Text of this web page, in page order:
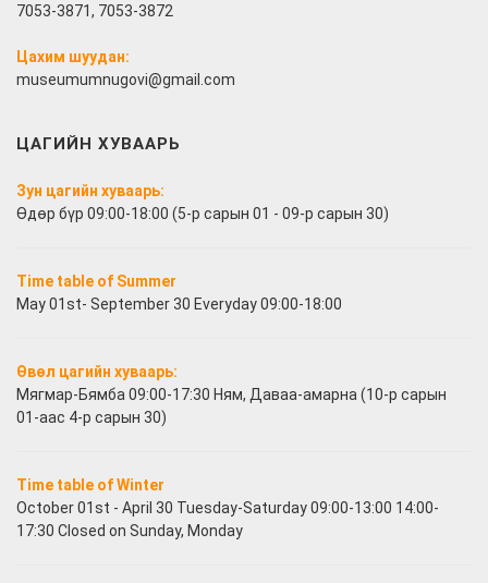
7053-3871, 7053-3872
Цахим шуудан:
museumumnugovi@gmail.com
ЦАГИЙН ХУВААРЬ
Зун цагийн хуваарь:
Өдөр бүр 09:00-18:00 (5-р сарын 01 - 09-р сарын 30)
Time table of Summer
May 01st- September 30 Everyday 09:00-18:00
Өвөл цагийн хуваарь:
Мягмар-Бямба 09:00-17:30 Ням, Даваа-амарна (10-р сарын
01-аас 4-р сарын 30)
Time table of Winter
October 01st - April 30 Tuesday-Saturday 09:00-13:00 14:00-
17:30 Closed on Sunday, Monday